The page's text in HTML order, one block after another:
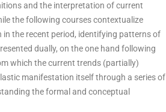
and the interpretation of current
the following courses contextualize
the recent period, identifying patterns of
dually, on the one hand following
which the current trends (partially)
manifestation itself through a series of
the formal and conceptual